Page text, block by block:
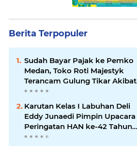
Berita Terpopuler
Sudah Bayar Pajak ke Pemko
Medan, Toko Roti Majestyk
Terancam Gulung Tikar Akibat
Akses Jalan Ditutup Pedagang
Karutan Kelas I Labuhan Deli
Eddy Junaedi Pimpin Upacara
Peringatan HAN ke-42 Tahun
2026